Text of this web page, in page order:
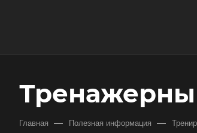
Главная — Полезная информация —